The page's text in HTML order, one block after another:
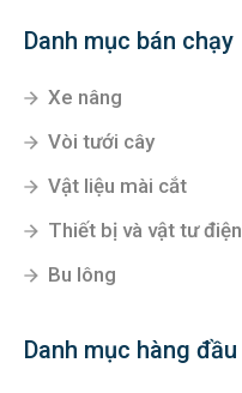
Danh mục bán chạy
Xe nâng
Vòi tưới cây
Vật liệu mài cắt
Thiết bị và vật tư điện
Bu lông
Danh mục hàng đầu